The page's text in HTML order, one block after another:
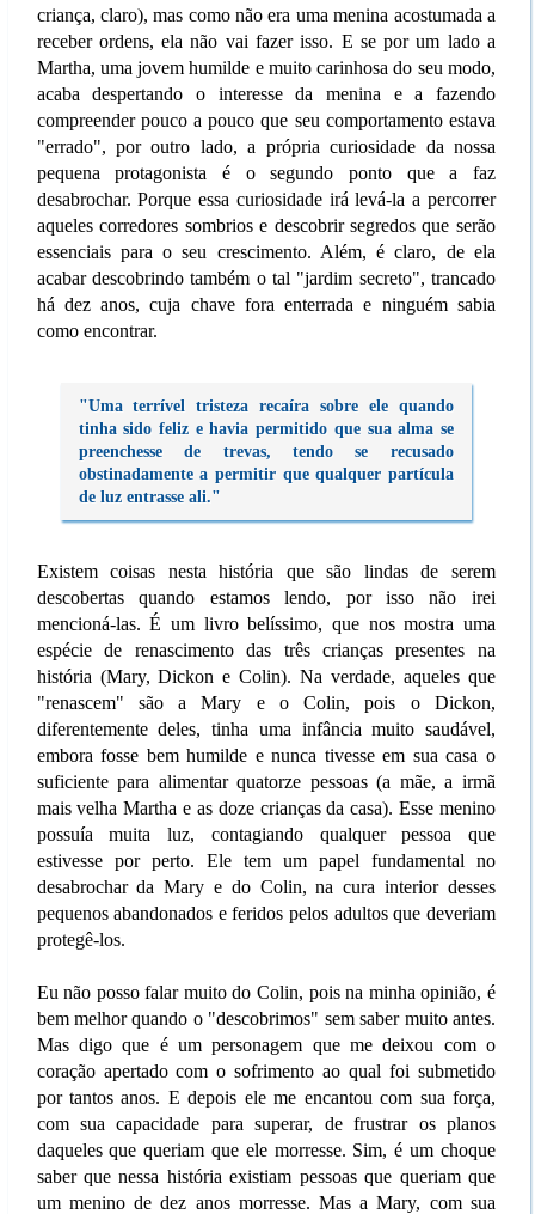
criança, claro), mas como não era uma menina acostumada a
receber ordens, ela não vai fazer isso. E se por um lado a
Martha, uma jovem humilde e muito carinhosa do seu modo,
acaba despertando o interesse da menina e a fazendo
compreender pouco a pouco que seu comportamento estava
"errado", por outro lado, a própria curiosidade da nossa
pequena protagonista é o segundo ponto que a faz
desabrochar. Porque essa curiosidade irá levá-la a percorrer
aqueles corredores sombrios e descobrir segredos que serão
essenciais para o seu crescimento. Além, é claro, de ela
acabar descobrindo também o tal "jardim secreto", trancado
há dez anos, cuja chave fora enterrada e ninguém sabia
como encontrar.
"Uma terrível tristeza recaíra sobre ele quando
tinha sido feliz e havia permitido que sua alma se
preenchesse de trevas, tendo se recusado
obstinadamente a permitir que qualquer partícula
de luz entrasse ali."
Existem coisas nesta história que são lindas de serem
descobertas quando estamos lendo, por isso não irei
mencioná-las. É um livro belíssimo, que nos mostra uma
espécie de renascimento das três crianças presentes na
história (Mary, Dickon e Colin). Na verdade, aqueles que
"renascem" são a Mary e o Colin, pois o Dickon,
diferentemente deles, tinha uma infância muito saudável,
embora fosse bem humilde e nunca tivesse em sua casa o
suficiente para alimentar quatorze pessoas (a mãe, a irmã
mais velha Martha e as doze crianças da casa). Esse menino
possuía muita luz, contagiando qualquer pessoa que
estivesse por perto. Ele tem um papel fundamental no
desabrochar da Mary e do Colin, na cura interior desses
pequenos abandonados e feridos pelos adultos que deveriam
protegê-los.
Eu não posso falar muito do Colin, pois na minha opinião, é
bem melhor quando o "descobrimos" sem saber muito antes.
Mas digo que é um personagem que me deixou com o
coração apertado com o sofrimento ao qual foi submetido
por tantos anos. E depois ele me encantou com sua força,
com sua capacidade para superar, de frustrar os planos
daqueles que queriam que ele morresse. Sim, é um choque
saber que nessa história existiam pessoas que queriam que
um menino de dez anos morresse. Mas a Mary, com sua